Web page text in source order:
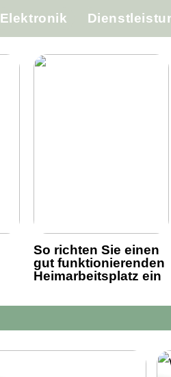
Elektronik
So richten Sie einen
gut funktionierenden
Heimarbeitsplatz ein